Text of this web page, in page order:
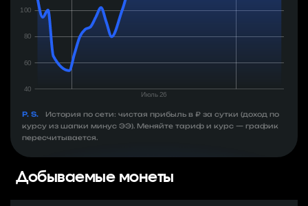
P. S.
История по сети: чистая прибыль в ₽ за сутки (доход по
курсу из шапки минус ЭЭ). Меняйте тариф и курс — график
пересчитывается.
Добываемые монеты